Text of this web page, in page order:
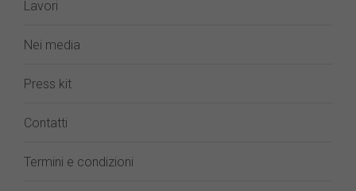
Lavori
Nei media
Press kit
Contatti
Termini e condizioni